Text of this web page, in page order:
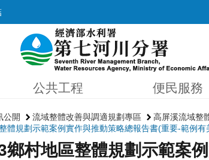
公共工程 便民服務
公開 流域整體改善與調適規劃專區 高屏溪流域整
體規劃示範案例實作與推動策略總報告書(重要-範例有
鄉村地區整體規劃示範案